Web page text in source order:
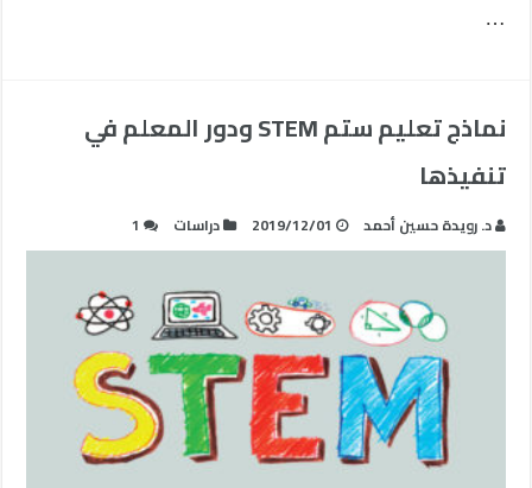
…
نماذج تعليم ستم STEM ودور المعلم في
تنفيذها
د. رويدة حسين أحمد 2019/12/01 دراسات 1